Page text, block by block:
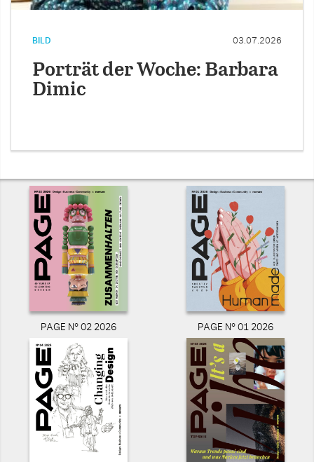
BILD 03.07.2026
Porträt der Woche: Barbara
Dimic
PAGE N° 02 2026 PAGE N° 01 2026